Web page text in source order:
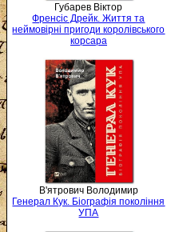
Губарев Віктор
Френсіс Дрейк. Життя та
неймовірні пригоди королівського
корсара
В'ятрович Володимир
Генерал Кук. Біографія покоління
УПА